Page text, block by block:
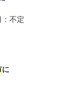
不定
に